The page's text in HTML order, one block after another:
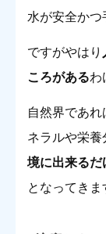
水が安全かつ
ですがやはり
ころがあるわ
自然界であれ
ネラルや栄養
境に出来るだ
となってきま